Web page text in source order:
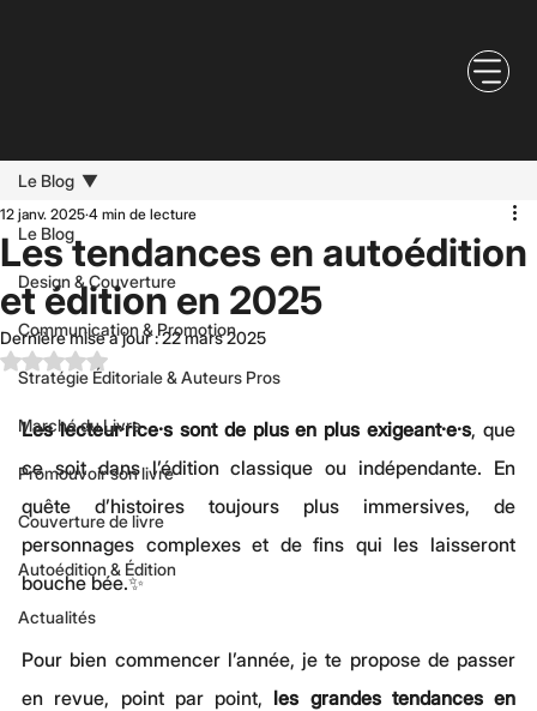
Le Blog
Design & Couverture
Communication & Promotion
Stratégie Éditoriale & Auteurs Pros
Marché du Livre
Promouvoir son livre
Couverture de livre
Autoédition & Édition
Actualités
Le Blog
Les tendances en autoédition
et édition en 2025
12 janv. 2025 4 min de lecture
Dernière mise à jour :22 mars 2025
Noté NaN étoiles sur 5.
Les lecteur·rice·s sont de plus en plus exigeant·e·s, que
ce soit dans l’édition classique ou indépendante. En
quête d’histoires toujours plus immersives, de
personnages complexes et de fins qui les laisseront
bouche bée.✨
Pour bien commencer l’année, je te propose de passer
en revue, point par point, les grandes tendances en